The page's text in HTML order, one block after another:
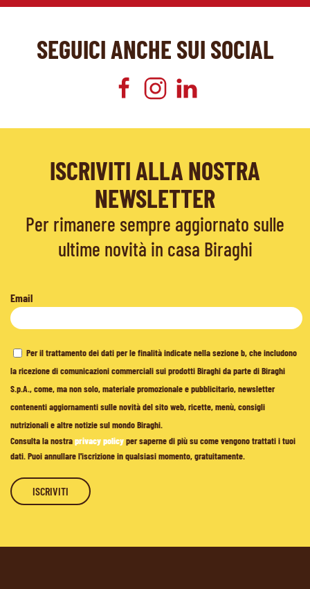
SEGUICI ANCHE SUI SOCIAL
ISCRIVITI ALLA NOSTRA
NEWSLETTER
Per rimanere sempre aggiornato sulle
ultime novità in casa Biraghi
Email
Per il trattamento dei dati per le finalità indicate nella sezione b, che includono
la ricezione di comunicazioni commerciali sui prodotti Biraghi da parte di Biraghi
S.p.A., come, ma non solo, materiale promozionale e pubblicitario, newsletter
contenenti aggiornamenti sulle novità del sito web, ricette, menù, consigli
nutrizionali e altre notizie sul mondo Biraghi.
Consulta la nostraprivacy policyper saperne di più su come vengono trattati i tuoi
dati. Puoi annullare l'iscrizione in qualsiasi momento, gratuitamente.